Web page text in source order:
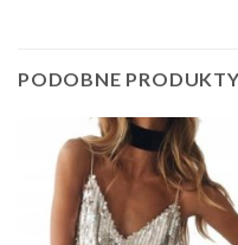
PODOBNE PRODUKTY